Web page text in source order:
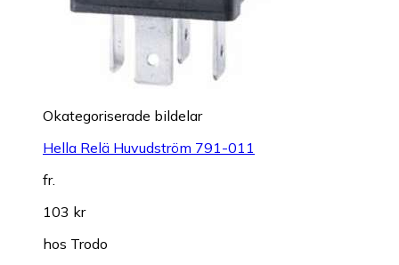
Okategoriserade bildelar
Hella Relä Huvudström 791-011
fr.
103 kr
hos Trodo